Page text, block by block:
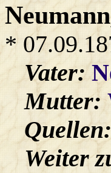
Neumann
*
Vater:
Mutter:
Weiter